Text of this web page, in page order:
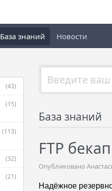
База знаний Новости
(43)
(15)
(113)
(32)
(21)
База знаний
FTP
Опубликовано
Надёжное